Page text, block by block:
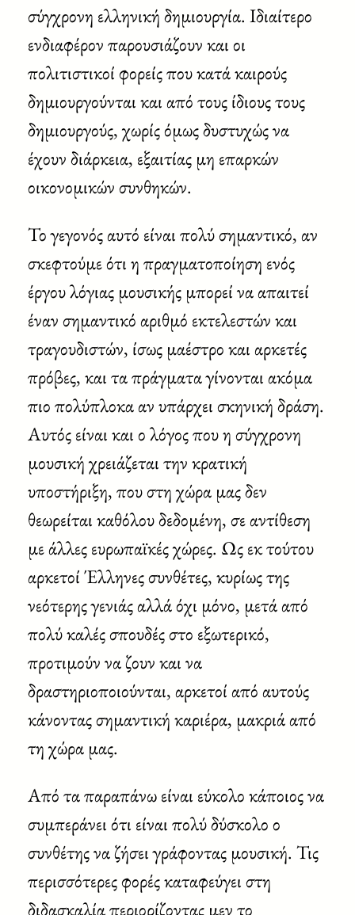
σύγχρονη ελληνική δημιουργία. Ιδιαίτερο
ενδιαφέρον παρουσιάζουν και οι
πολιτιστικοί φορείς που κατά καιρούς
δημιουργούνται και από τους ίδιους τους
δημιουργούς, χωρίς όμως δυστυχώς να
έχουν διάρκεια, εξαιτίας μη επαρκών
οικονομικών συνθηκών.
Το γεγονός αυτό είναι πολύ σημαντικό, αν
σκεφτούμε ότι η πραγματοποίηση ενός
έργου λόγιας μουσικής μπορεί να απαιτεί
έναν σημαντικό αριθμό εκτελεστών και
τραγουδιστών, ίσως μαέστρο και αρκετές
πρόβες, και τα πράγματα γίνονται ακόμα
πιο πολύπλοκα αν υπάρχει σκηνική δράση.
Αυτός είναι και ο λόγος που η σύγχρονη
μουσική χρειάζεται την κρατική
υποστήριξη, που στη χώρα μας δεν
θεωρείται καθόλου δεδομένη, σε αντίθεση
με άλλες ευρωπαϊκές χώρες. Ως εκ τούτου
αρκετοί Έλληνες συνθέτες, κυρίως της
νεότερης γενιάς αλλά όχι μόνο, μετά από
πολύ καλές σπουδές στο εξωτερικό,
προτιμούν να ζουν και να
δραστηριοποιούνται, αρκετοί από αυτούς
κάνοντας σημαντική καριέρα, μακριά από
τη χώρα μας.
Από τα παραπάνω είναι εύκολο κάποιος να
συμπεράνει ότι είναι πολύ δύσκολο ο
συνθέτης να ζήσει γράφοντας μουσική. Τις
περισσότερες φορές καταφεύγει στη
διδασκαλία περιορίζοντας μεν το